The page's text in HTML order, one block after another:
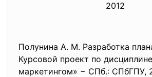
2012
Полунина А. М. Разработка
Курсовой проект по
маркетингом» − СПб.: СПбГПУ,